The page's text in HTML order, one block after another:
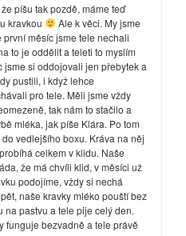
píšu tak pozdě, máme teď
kravkou
Ale k věci. My jsme
měsíc jsme tele nechali
to je oddělit a teleti to myslím
si oddojovali jen přebytek a
pustili, i když lehce
pro tele. Měli jsme vždy
tak nám to stačilo a
mléka, jak píše Klára. Po tom
vedlejšího boxu. Kráva na něj
celkem v klidu. Naše
že má chvíli klid, v měsíci už
podojíme, vždy si nechá
naše kravky mléko pouští bez
pastvu a tele pije celý den.
funguje bezvadně a tele právě